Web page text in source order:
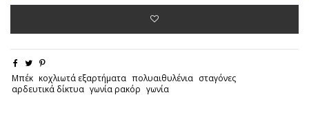
Μπέκ κοχλιωτά εξαρτήματα πολυαιθυλένια σταγόνες
αρδευτικά δίκτυα γωνία ρακόρ γωνία